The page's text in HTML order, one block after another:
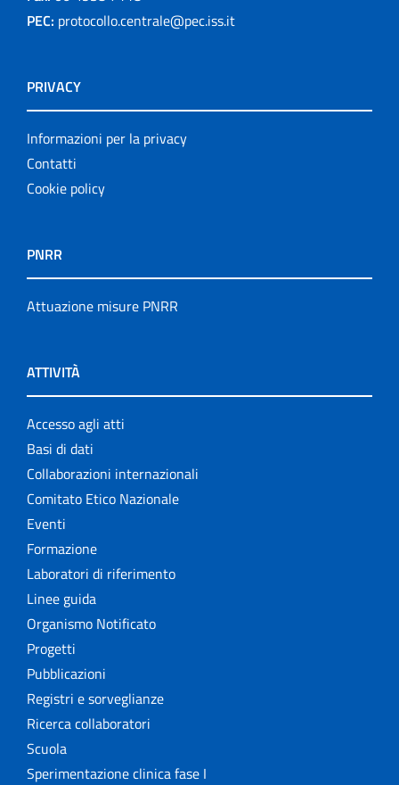
PEC: protocollo.centrale@pec.iss.it
PRIVACY
Informazioni per la privacy
Contatti
Cookie policy
PNRR
Attuazione misure PNRR
ATTIVITÀ
Accesso agli atti
Basi di dati
Collaborazioni internazionali
Comitato Etico Nazionale
Eventi
Formazione
Laboratori di riferimento
Linee guida
Organismo Notificato
Progetti
Pubblicazioni
Registri e sorveglianze
Ricerca collaboratori
Scuola
Sperimentazione clinica fase I